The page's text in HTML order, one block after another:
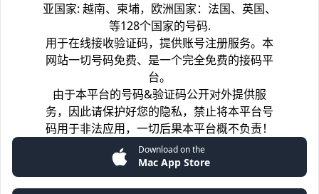
亚国家: 越南、柬埔，欧洲国家：法国、英国、
等128个国家的号码.
用于在线接收验证码，提供账号注册服务。本
网站一切号码免费、是一个完全免费的接码平
台。
由于本平台的号码&验证码公开对外提供服
务，因此请保护好您的隐私，禁止将本平台号
码用于非法应用，一切后果本平台概不负责！
Download on the
Mac App Store